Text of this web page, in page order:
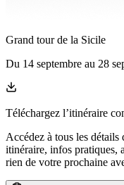
Grand tour de la Sicile
Du 14 septembre au 28
Téléchargez l’itinéraire
Accédez à tous les
itinéraire, infos pratiques,
rien de votre prochaine